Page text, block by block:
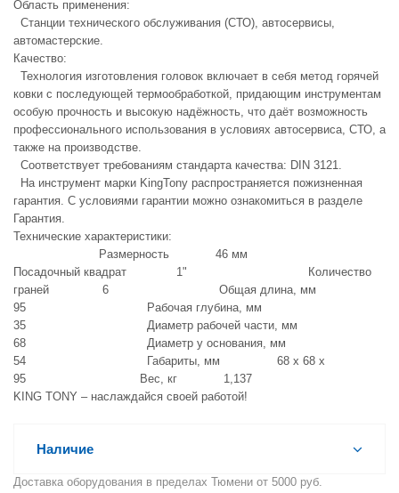
Область применения:
Станции технического обслуживания (СТО), автосервисы,
автомастерские.
Качество:
Технология изготовления головок включает в себя метод горячей
ковки с последующей термообработкой, придающим инструментам
особую прочность и высокую надёжность, что даёт возможность
профессионального использования в условиях автосервиса, СТО, а
также на производстве.
Соответствует требованиям стандарта качества: DIN 3121.
На инструмент марки KingTony распространяется пожизненная
гарантия. С условиями гарантии можно ознакомиться в разделе
Гарантия.
Технические характеристики:
Размерность 46 мм
Посадочный квадрат 1" Количество
граней 6 Общая длина, мм
95 Рабочая глубина, мм
35 Диаметр рабочей части, мм
68 Диаметр у основания, мм
54 Габариты, мм 68 х 68 х
95 Вес, кг 1,137
KING TONY – наслаждайся своей работой!
Наличие
Доставка оборудования в пределах Тюмени от 5000 руб.